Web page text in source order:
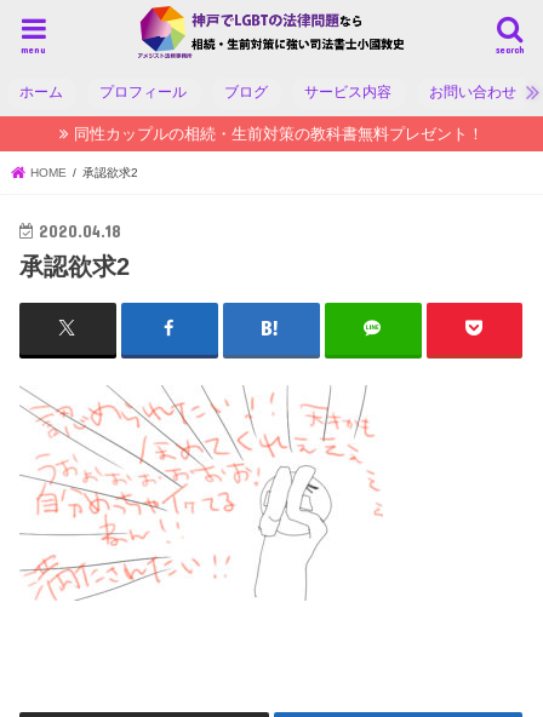
search
menu
ホーム プロフィール ブログ サービス内容 お問い合わせ
同性カップルの相続・生前対策の教科書無料プレゼント！
HOME 承認欲求2
2020.04.18
承認欲求2